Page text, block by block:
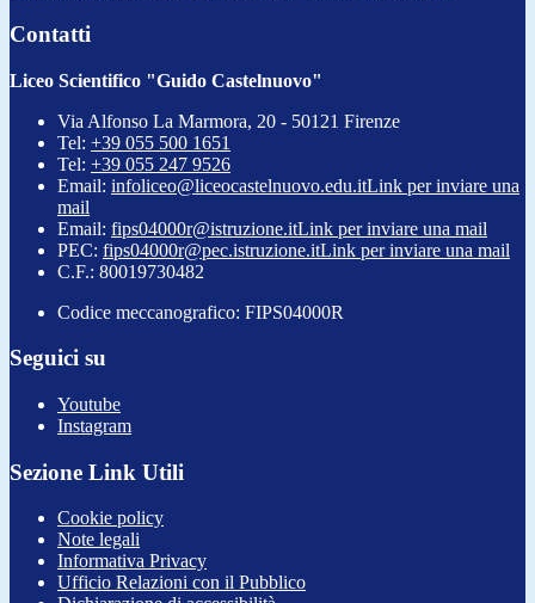
Contatti
Liceo Scientifico "Guido Castelnuovo"
Via Alfonso La Marmora, 20 - 50121 Firenze
Tel: +39 055 500 1651
Tel: +39 055 247 9526
Email: infoliceo@liceocastelnuovo.edu.itLink per inviare una
mail
Email: fips04000r@istruzione.itLink per inviare una mail
PEC: fips04000r@pec.istruzione.itLink per inviare una mail
C.F.: 80019730482
Codice meccanografico: FIPS04000R
Seguici su
Youtube
Instagram
Sezione Link Utili
Cookie policy
Note legali
Informativa Privacy
Ufficio Relazioni con il Pubblico